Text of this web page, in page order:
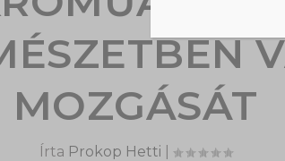
MOZGÁSÁT
Írta Prokop Hetti